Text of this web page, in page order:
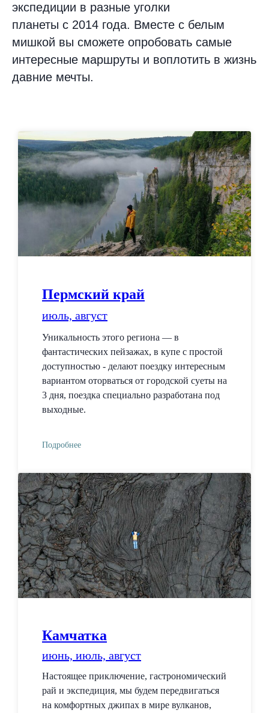
экспедиции в разные уголки
планеты с 2014 года. Вместе с белым
мишкой вы сможете опробовать самые
интересные маршруты и воплотить в жизнь
давние мечты.
Пермский край
июль, август
Уникальность этого региона — в
фантастических пейзажах, в купе с простой
доступностью - делают поездку интересным
вариантом оторваться от городской суеты на
3 дня, поездка специально разработана под
выходные.
Подробнее
Камчатка
июнь, июль, август
Настоящее приключение, гастрономический
рай и экспедиция, мы будем передвигаться
на комфортных джипах в мире вулканов,